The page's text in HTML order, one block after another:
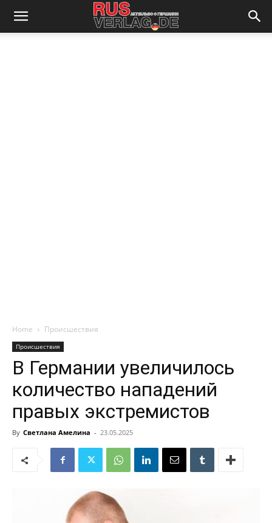
Home Происшествия
Происшествия
В Германии увеличилось
количество нападений
правых экстремистов
By Светлана Амелина - 23.05.2025